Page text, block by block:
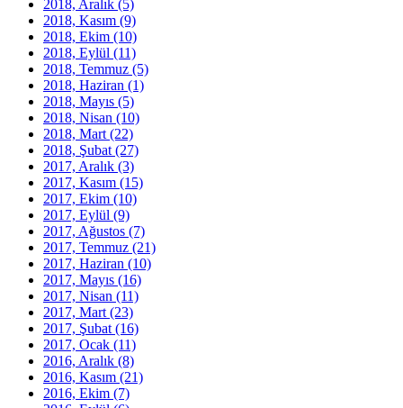
2018, Aralık (5)
2018, Kasım (9)
2018, Ekim (10)
2018, Eylül (11)
2018, Temmuz (5)
2018, Haziran (1)
2018, Mayıs (5)
2018, Nisan (10)
2018, Mart (22)
2018, Şubat (27)
2017, Aralık (3)
2017, Kasım (15)
2017, Ekim (10)
2017, Eylül (9)
2017, Ağustos (7)
2017, Temmuz (21)
2017, Haziran (10)
2017, Mayıs (16)
2017, Nisan (11)
2017, Mart (23)
2017, Şubat (16)
2017, Ocak (11)
2016, Aralık (8)
2016, Kasım (21)
2016, Ekim (7)